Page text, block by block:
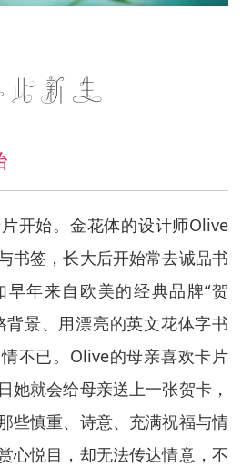
新生
开始。金花体的设计师Olive
书签，长大后开始常去诚品书
早年来自欧美的经典品牌“贺
背景、用漂亮的英文花体字书
不已。Olive的母亲喜欢卡片
她就会给母亲送上一张贺卡，
些慎重、诗意、充满祝福与情
心悦目，却无法传达情意，不